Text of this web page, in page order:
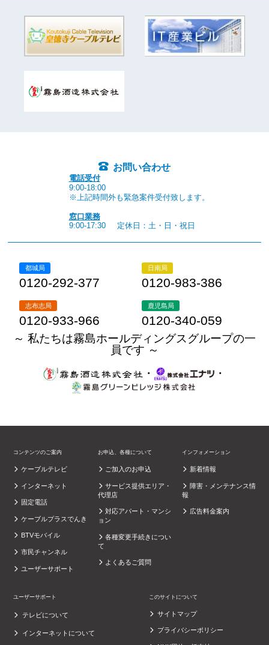
お問い合わせ
電話受付
9:00-18:00
※上記時間外も緊急案件受付致します。
窓口業務
9:00-17:30
定休日：土・日・祝日
都城局
0120-292-377
日南局
0120-983-386
志布志局
0120-933-966
鹿児島局
0120-340-059
～ 私たちは霧島ホールディングスグループの一
員です ～
・
・
コンテンツのご案内
ケーブルテレビ
インターネット
固定電話
ケーブルプラスでんき
BTVモバイル
市民チャンネル
ユーザーサポート
お申込、各種について
ご加入のお申込
サービス提供エリア・
代理店
対応アパート・マンシ
ョン
各種変更手続きについ
て
よくあるご質問
インフォメーション
新着情報
障害・メンテナンス情
報
広告料金案内
ユーザーサポート
テレビについて
インターネットについて
このサイトについて
サイトマップ
プライバシーポリシー